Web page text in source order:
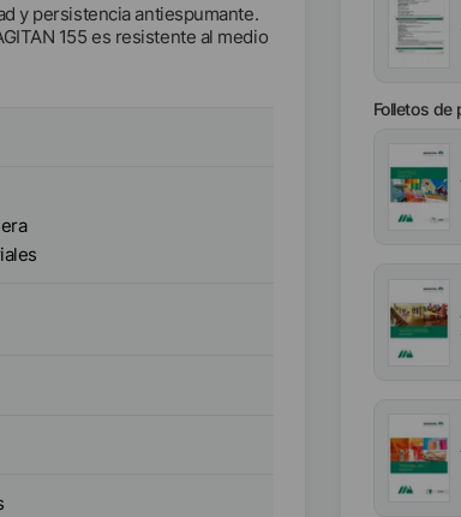
y persistencia antiespumante.
155 es resistente al medio
Folletos de